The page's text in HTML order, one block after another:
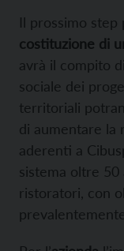
Il prossimo
costituzione di
avrà il compito
sociale dei
territoriali
di aumentare la
aderenti a
sistema oltre
ristoratori, con